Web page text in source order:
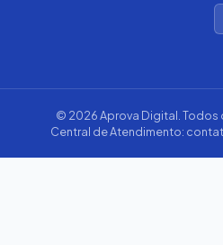
© 2026Aprova Digital .
Central de Atendimento: